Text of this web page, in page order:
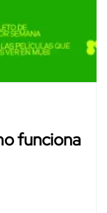
funciona